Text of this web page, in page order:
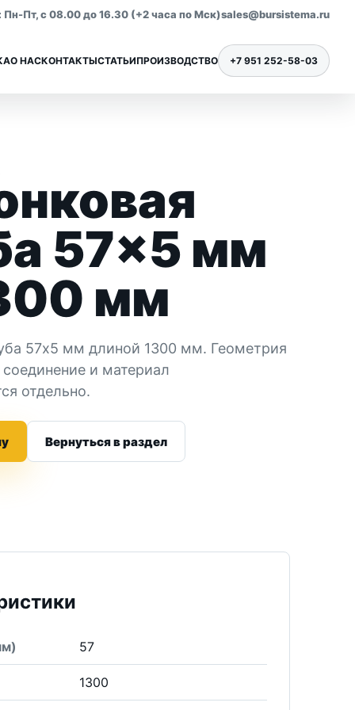
Пт, с 08.00 до 16.30 (+2 часа по Мск)sales@bursistema.ru
Все позиции раздела
О НАСКОНТАКТЫСТАТЬИПРОИЗВОДСТВО +7 951 252-58-03
57×5 мм
мм
57x5 мм длиной 1300 мм. Геометрия
и материал
отдельно.
Вернуться в раздел
57
1300